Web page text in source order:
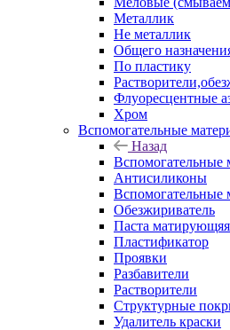
Металлик
Не металлик
Общего
По пластику
Флуоресцентные
Хром
Вспомогательные
Назад
Вспомогательные
Антисиликоны
Вспомогательные
Обезжириватель
Паста матирующяя
Пластификатор
Проявки
Разбавители
Растворители
Структурные
Удалитель краски